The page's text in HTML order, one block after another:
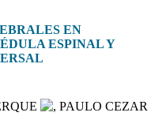
EN
ESPINAL Y
, PAULO CEZAR